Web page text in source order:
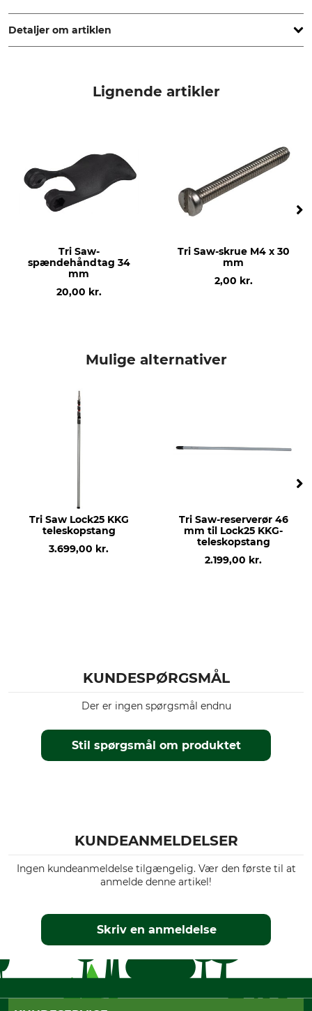
www.grube.de
Detaljer om artiklen
Lignende artikler
Tri Saw-
spændehåndtag 34
mm
20,00 kr.
Tri Saw-skrue M4 x 30
mm
2,00 kr.
Mulige alternativer
Tri Saw Lock25 KKG
teleskopstang
3.699,00 kr.
Tri Saw-reserverør 46
mm til Lock25 KKG-
teleskopstang
2.199,00 kr.
KUNDESPØRGSMÅL
Stil spørgsmål om produktet
Der er ingen spørgsmål endnu
KUNDEANMELDELSER
Ingen kundeanmeldelse tilgængelig. Vær den første til at
anmelde denne artikel!
Skriv en anmeldelse